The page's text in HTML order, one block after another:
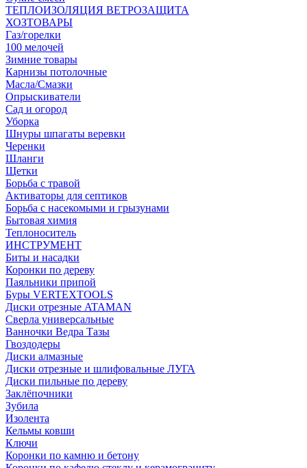
ТЕПЛОИЗОЛЯЦИЯ ВЕТРОЗАЩИТА
ХОЗТОВАРЫ
Газ/горелки
100 мелочей
Зимние товары
Карнизы потолочные
Масла/Смазки
Опрыскиватели
Сад и огород
Уборка
Шнуры шпагаты веревки
Черенки
Шланги
Щетки
Борьба с травой
Активаторы для септиков
Борьба с насекомыми и грызунами
Бытовая химия
Теплоноситель
ИНСТРУМЕНТ
Биты и насадки
Коронки по дереву
Паяльники припой
Буры VERTEXTOOLS
Диски отрезные ATAMAN
Сверла универсальные
Ванночки Ведра Тазы
Гвоздодеры
Диски алмазные
Диски отрезные и шлифовальные ЛУГА
Диски пильные по дереву
Заклёпочники
Зубила
Изолента
Кельмы ковши
Ключи
Коронки по камню и бетону